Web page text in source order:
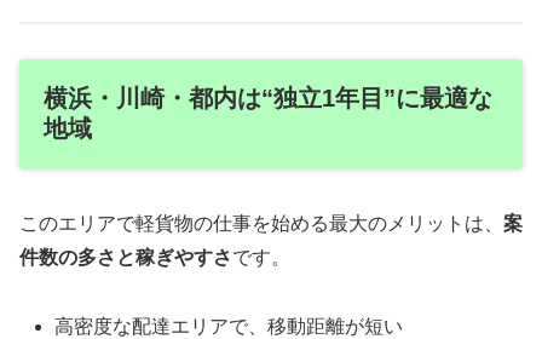
横浜・川崎・都内は“独立1年目”に最適な
地域
このエリアで軽貨物の仕事を始める最大のメリットは、 案
件数の多さと稼ぎやすさです。
高密度な配達エリアで、移動距離が短い